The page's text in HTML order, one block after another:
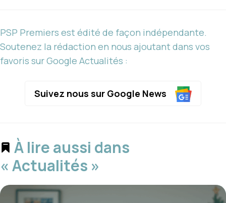
PSP Premiers est édité de façon indépendante.
Soutenez la rédaction en nous ajoutant dans vos
favoris sur Google Actualités :
Suivez nous sur Google News
À lire aussi dans
« Actualités »